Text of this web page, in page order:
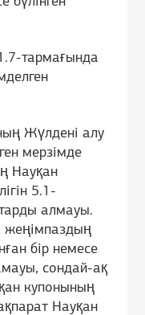
тармағында
Жүлдені алу
мерзімде
Науқан
5.1-
алмауы.
жеңімпаздың
бір немесе
сондай-ақ
купонының
Науқан